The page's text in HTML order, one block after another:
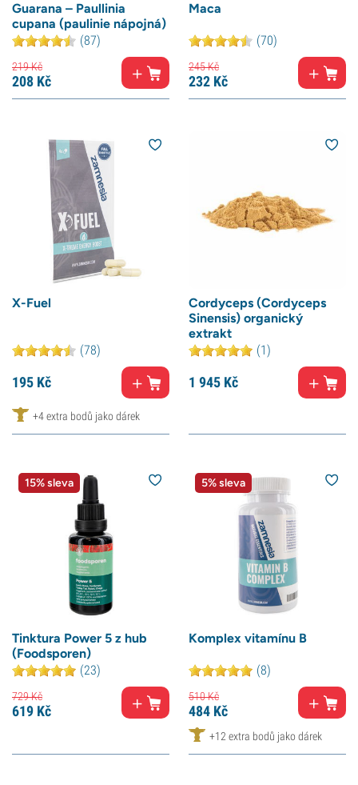
Guarana – Paullinia
cupana (paulinie nápojná)
(87)
219Kč
208 Kč
Maca
(70)
245Kč
232 Kč
X-Fuel
(78)
195 Kč
+4 extra bodů jako dárek
Cordyceps (Cordyceps
Sinensis) organický
extrakt
(1)
1 945 Kč
15% sleva
Tinktura Power 5 z hub
(Foodsporen)
(23)
729Kč
619 Kč
5% sleva
Komplex vitamínu B
(8)
510Kč
484 Kč
+12 extra bodů jako dárek